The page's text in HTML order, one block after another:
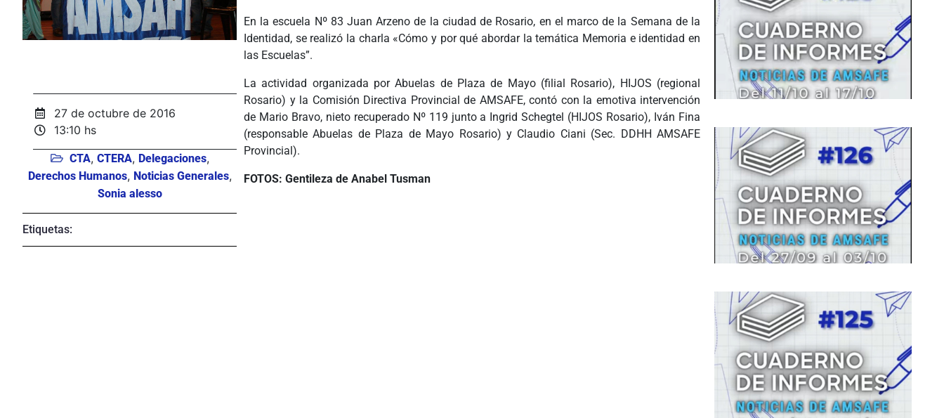
27 de octubre de 2016
13:10 hs
CTA, CTERA, Delegaciones,
Derechos Humanos, Noticias Generales,
Sonia alesso
Etiquetas:
En la escuela Nº 83 Juan Arzeno de la ciudad de Rosario, en el marco de la Semana de la
Identidad, se realizó la charla «Cómo y por qué abordar la temática Memoria e identidad en
las Escuelas”.
La actividad organizada por Abuelas de Plaza de Mayo (filial Rosario), HIJOS (regional
Rosario) y la Comisión Directiva Provincial de AMSAFE, contó con la emotiva intervención
de Mario Bravo, nieto recuperado Nº 119 junto a Ingrid Schegtel (HIJOS Rosario), Iván Fina
(responsable Abuelas de Plaza de Mayo Rosario) y Claudio Ciani (Sec. DDHH AMSAFE
Provincial).
FOTOS: Gentileza de Anabel Tusman